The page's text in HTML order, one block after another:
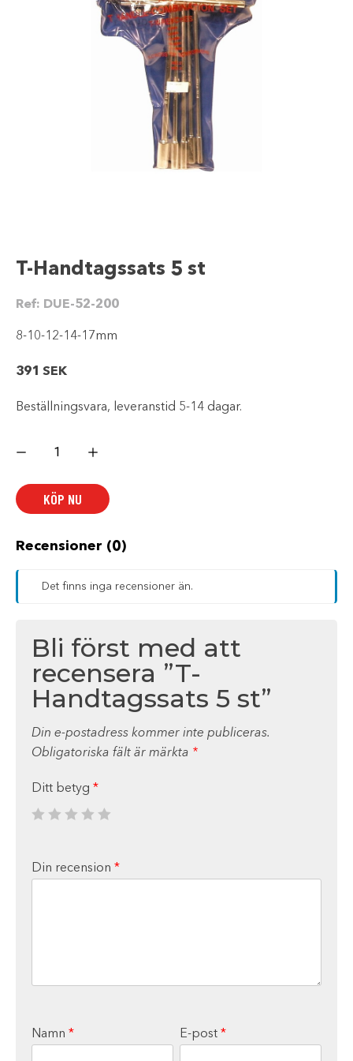
T-Handtagssats 5 st
Ref: DUE-52-200
8-10-12-14-17mm
391 SEK
Beställningsvara, leveranstid 5-14 dagar.
Handtagssats
mängd
KÖP NU
Recensioner (0)
Det finns inga recensioner än.
Bli först med att
recensera ”T-
Handtagssats 5 st”
Din e-postadress kommer inte publiceras.
Obligatoriska fält är märkta *
Ditt betyg *
Din recension *
Namn * E-post *